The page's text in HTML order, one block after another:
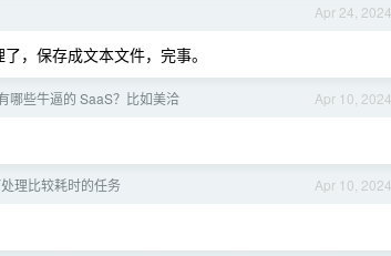
Apr 24, 2024
，保存成文本文件，完事。
Apr 10, 2024
哪些牛逼的 SaaS？比如美洽
Apr 10, 2024
理比较耗时的任务